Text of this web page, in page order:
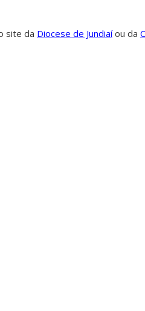
site da Diocese de Jundiaíou da